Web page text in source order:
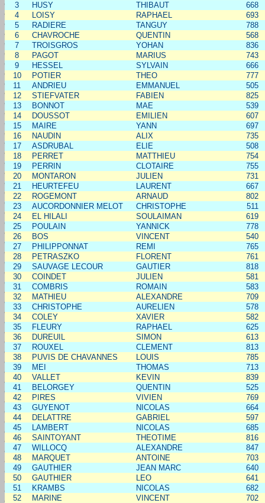
3
HUSY THIBAUT
668
4
LOISY RAPHAEL
693
5
RADIERE TANGUY
788
6
CHAVROCHE QUENTIN
568
7
TROISGROS YOHAN
836
8
PAGOT MARIUS
743
9
HESSEL SYLVAIN
666
10
POTIER THEO
777
11
ANDRIEU EMMANUEL
505
12
STIEFVATER FABIEN
825
13
BONNOT MAE
539
14
DOUSSOT EMILIEN
607
15
MAIRE YANN
697
16
NAUDIN ALIX
735
17
ASDRUBAL ELIE
508
18
PERRET MATTHIEU
754
19
PERRIN CLOTAIRE
755
20
MONTARON JULIEN
731
21
HEURTEFEU LAURENT
667
22
ROGEMONT ARNAUD
802
23
AUCORDONNIER MELOT CHRISTOPHE
511
24
EL HILALI SOULAIMAN
619
25
POULAIN YANNICK
778
26
BOS VINCENT
540
27
PHILIPPONNAT REMI
765
28
PETRASZKO FLORENT
761
29
SAUVAGE LECOUR GAUTIER
818
30
COINDET JULIEN
581
31
COMBRIS ROMAIN
583
32
MATHIEU ALEXANDRE
709
33
CHRISTOPHE AURELIEN
578
34
COLEY XAVIER
582
35
FLEURY RAPHAEL
625
36
DUREUIL SIMON
613
37
ROUXEL CLEMENT
813
38
PUVIS DE CHAVANNES LOUIS
785
39
MEI THOMAS
713
40
VALLET KEVIN
839
41
BELORGEY QUENTIN
525
42
PIRES VIVIEN
769
43
GUYENOT NICOLAS
664
44
DELATTRE GABRIEL
597
45
LAMBERT NICOLAS
685
46
SAINTOYANT THEOTIME
816
47
WILLOCQ ALEXANDRE
847
48
MARQUET ANTOINE
703
49
GAUTHIER JEAN MARC
640
50
GAUTHIER LEO
641
51
KRAMBS NICOLAS
682
52
MARINE VINCENT
702